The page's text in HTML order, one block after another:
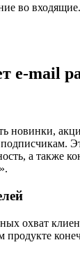
во
e-mail
новинки,
а также
охват